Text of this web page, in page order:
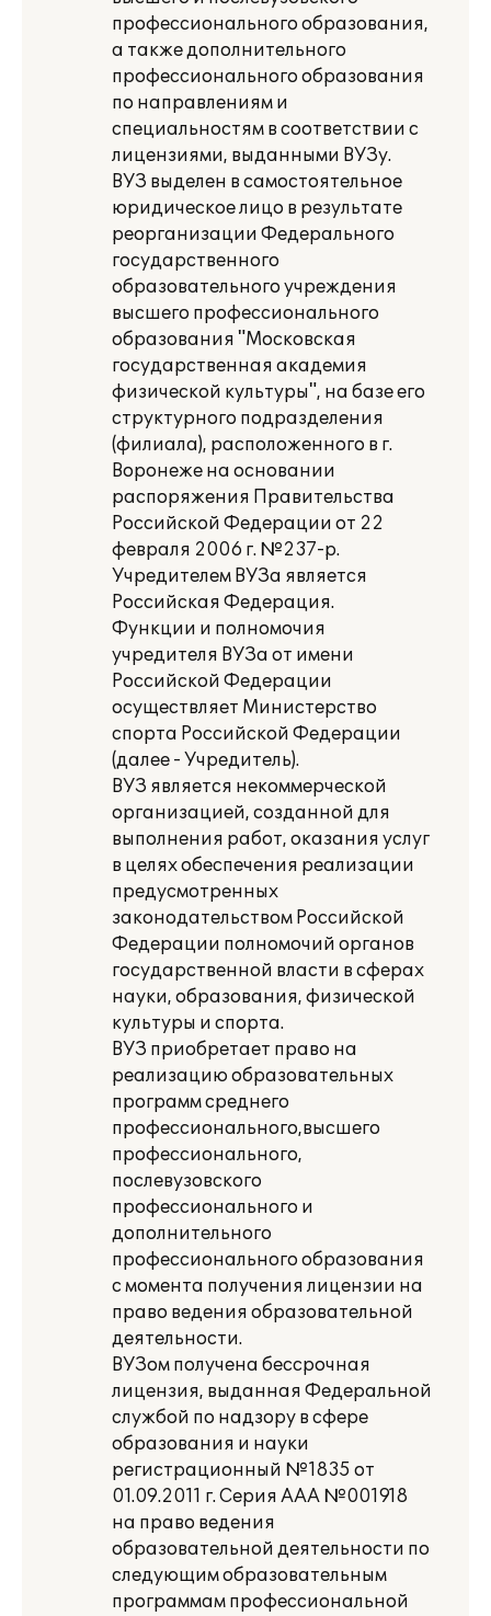
профессионального образования,
а также дополнительного
профессионального образования
по направлениям и
специальностям в соответствии с
лицензиями, выданными ВУЗу.
ВУЗ выделен в самостоятельное
юридическое лицо в результате
реорганизации Федерального
государственного
образовательного учреждения
высшего профессионального
образования "Московская
государственная академия
физической культуры", на базе его
структурного подразделения
(филиала), расположенного в г.
Воронеже на основании
распоряжения Правительства
Российской Федерации от 22
февраля 2006 г. №237-р.
Учредителем ВУЗа является
Российская Федерация.
Функции и полномочия
учредителя ВУЗа от имени
Российской Федерации
осуществляет Министерство
спорта Российской Федерации
(далее - Учредитель).
ВУЗ является некоммерческой
организацией, созданной для
выполнения работ, оказания услуг
в целях обеспечения реализации
предусмотренных
законодательством Российской
Федерации полномочий органов
государственной власти в сферах
науки, образования, физической
культуры и спорта.
ВУЗ приобретает право на
реализацию образовательных
программ среднего
профессионального,высшего
профессионального,
послевузовского
профессионального и
дополнительного
профессионального образования
с момента получения лицензии на
право ведения образовательной
деятельности.
ВУЗом получена бессрочная
лицензия, выданная Федеральной
службой по надзору в сфере
образования и науки
регистрационный №1835 от
01.09.2011 г. Серия ААА №001918
на право ведения
образовательной деятельности по
следующим образовательным
программам профессиональной